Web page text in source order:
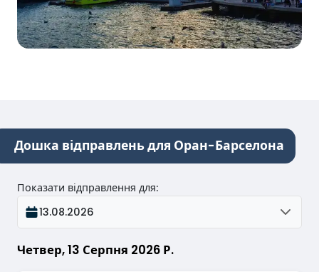
Дошка відправлень для Оран-Барселона
Четвер, 13 Серпня 2026 Р.
Показати відправлення для:
13.08.2026